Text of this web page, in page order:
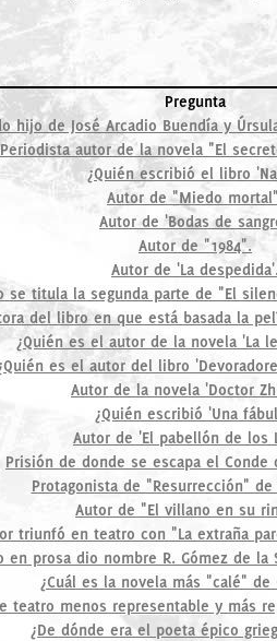
Pregunta
hijo de José Arcadio Buendía y
Periodista autor de la novela "El
¿Quién escribió el libro
Autor de "Miedo
Autor de 'Bodas de
Autor de "1984".
Autor de 'La despedida'.
se titula la segunda parte de "El
del libro en que está basada la
¿Quién es el autor de la novela 'La
es el autor del libro
Autor de la novela 'Doctor
¿Quién escribió 'Una
Autor de 'El pabellón de los
Prisión de donde se escapa el Conde
Protagonista de "Resurrección" de
Autor de "El villano en su
triunfó en teatro con "La extraña
en prosa dio nombre R. Gómez de la
¿Cuál es la novela más "calé" de
teatro menos representable y más
¿De dónde era el poeta épico